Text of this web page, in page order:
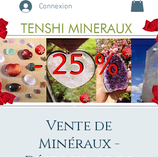
Connexion
Vente de
Minéraux -